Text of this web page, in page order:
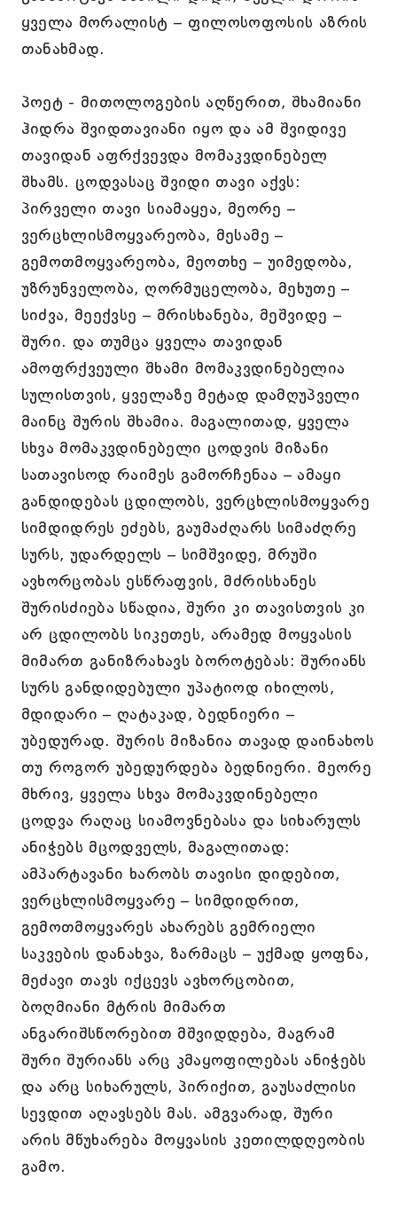
ყველა მორალისტ – ფილოსოფოსის აზრის
თანახმად.
პოეტ - მითოლოგების აღწერით, შხამიანი
ჰიდრა შვიდთავიანი იყო და ამ შვიდივე
თავიდან აფრქვევდა მომაკვდინებელ
შხამს. ცოდვასაც შვიდი თავი აქვს:
პირველი თავი სიამაყეა, მეორე –
ვერცხლისმოყვარეობა, მესამე –
გემოთმოყვარეობა, მეოთხე – უიმედობა,
უზრუნველობა, ღორმუცელობა, მეხუთე –
სიძვა, მეექვსე – მრისხანება, მეშვიდე –
შური. და თუმცა ყველა თავიდან
ამოფრქვეული შხამი მომაკვდინებელია
სულისთვის, ყველაზე მეტად დამღუპველი
მაინც შურის შხამია. მაგალითად, ყველა
სხვა მომაკვდინებელი ცოდვის მიზანი
სათავისოდ რაიმეს გამორჩენაა – ამაყი
განდიდებას ცდილობს, ვერცხლისმოყვარე
სიმდიდრეს ეძებს, გაუმაძღარს სიმაძღრე
სურს, უდარდელს – სიმშვიდე, მრუში
ავხორცობას ესწრაფვის, მძრისხანეს
შურისძიება სწადია, შური კი თავისთვის კი
არ ცდილობს სიკეთეს, არამედ მოყვასის
მიმართ განიზრახავს ბოროტებას: შურიანს
სურს განდიდებული უპატიოდ იხილოს,
მდიდარი – ღატაკად, ბედნიერი –
უბედურად. შურის მიზანია თავად დაინახოს
თუ როგორ უბედურდება ბედნიერი. მეორე
მხრივ, ყველა სხვა მომაკვდინებელი
ცოდვა რაღაც სიამოვნებასა და სიხარულს
ანიჭებს მცოდველს, მაგალითად:
ამპარტავანი ხარობს თავისი დიდებით,
ვერცხლისმოყვარე – სიმდიდრით,
გემოთმოყვარეს ახარებს გემრიელი
საკვების დანახვა, ზარმაცს – უქმად ყოფნა,
მეძავი თავს იქცევს ავხორცობით,
ბოღმიანი მტრის მიმართ
ანგარიშსწორებით მშვიდდება, მაგრამ
შური შურიანს არც კმაყოფილებას ანიჭებს
და არც სიხარულს, პირიქით, გაუსაძლისი
სევდით აღავსებს მას. ამგვარად, შური
არის მწუხარება მოყვასის კეთილდღეობის
გამო.